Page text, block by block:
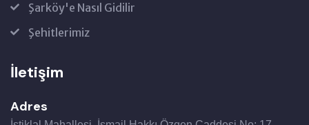
Şarköy'e Nasıl Gidilir
Şehitlerimiz
İletişim
Adres